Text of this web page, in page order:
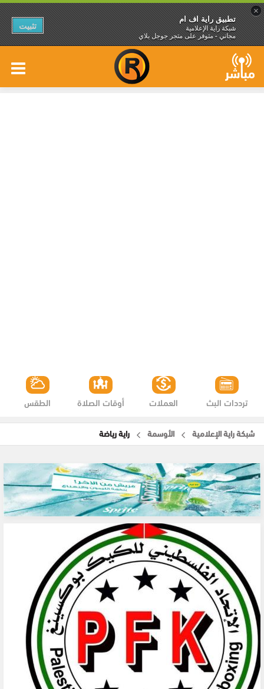
×
تطبيق راية اف ام
شبكة راية الإعلامية
مجاني - متوفر على متجر جوجل بلاي
تثبيت
الطقس أوقات الصلاة العملات ترددات البث
شبكة راية الإعلامية الأوسمة راية رياضة